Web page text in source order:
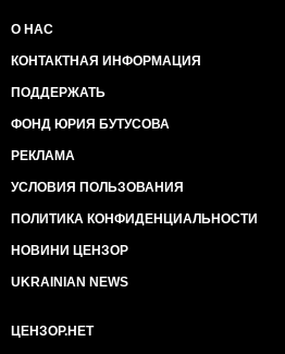
О НАС
КОНТАКТНАЯ ИНФОРМАЦИЯ
ПОДДЕРЖАТЬ
ФОНД ЮРИЯ БУТУСОВА
РЕКЛАМА
УСЛОВИЯ ПОЛЬЗОВАНИЯ
ПОЛИТИКА КОНФИДЕНЦИАЛЬНОСТИ
НОВИНИ ЦЕНЗОР
UKRAINIAN NEWS
ЦЕНЗОР.НЕТ